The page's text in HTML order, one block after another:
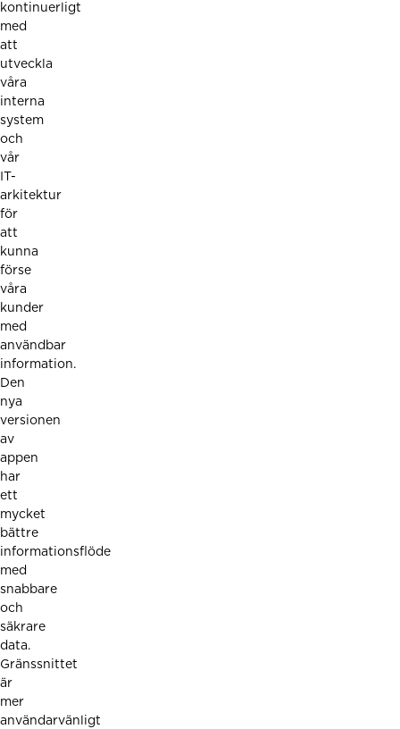
kontinuerligt
med
att
utveckla
våra
interna
system
och
vår
IT-
arkitektur
för
att
kunna
förse
våra
kunder
med
användbar
information.
Den
nya
versionen
av
appen
har
ett
mycket
bättre
informationsflöde
med
snabbare
och
säkrare
data.
Gränssnittet
är
mer
användarvänligt